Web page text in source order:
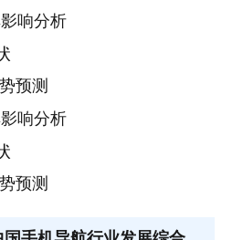
响分析
预测
响分析
预测